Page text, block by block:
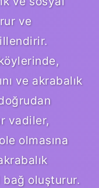
ve
ve akrabalık
vadiler,
olmasına
oluşturur.